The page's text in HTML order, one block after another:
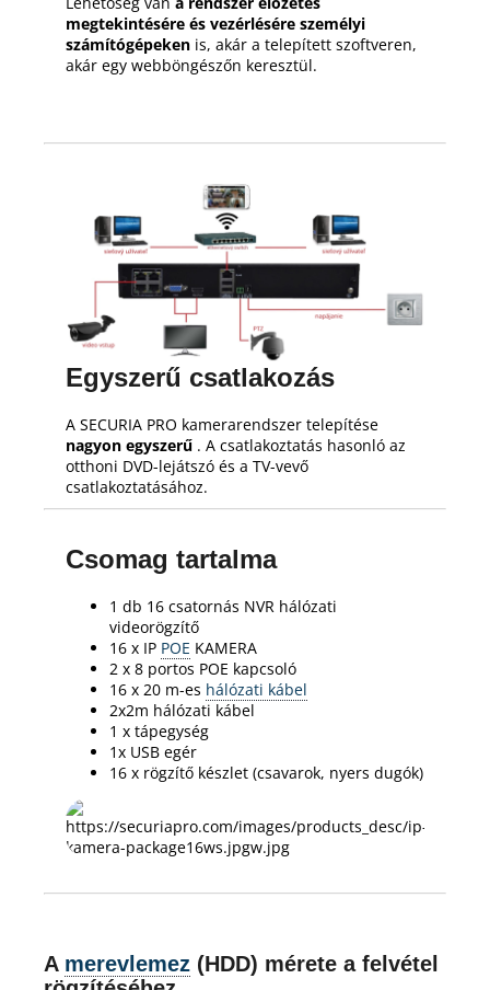
megtekintésére és vezérlésére személyi
számítógépeken is, akár a telepített szoftveren,
akár egy webböngészőn keresztül.
Egyszerű csatlakozás
A SECURIA PRO kamerarendszer telepítése
nagyon egyszerű . A csatlakoztatás hasonló az
otthoni DVD-lejátszó és a TV-vevő
csatlakoztatásához.
Csomag tartalma
1 db 16 csatornás NVR hálózati
videorögzítő
16 x IP POE KAMERA
2 x 8 portos POE kapcsoló
16 x 20 m-es hálózati kábel
2x2m hálózati kábel
1 x tápegység
1x USB egér
16 x rögzítő készlet (csavarok, nyers dugók)
A merevlemez (HDD) mérete a felvétel